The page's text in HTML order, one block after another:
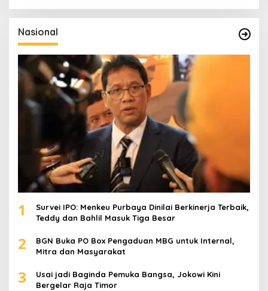
i
u
n
t
k
:
Nasional
1
Survei IPO: Menkeu Purbaya Dinilai Berkinerja Terbaik,
Teddy dan Bahlil Masuk Tiga Besar
2
BGN Buka PO Box Pengaduan MBG untuk Internal,
Mitra dan Masyarakat
3
Usai jadi Baginda Pemuka Bangsa, Jokowi Kini
Bergelar Raja Timor